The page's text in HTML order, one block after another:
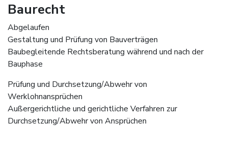
Baurecht
Abgelaufen
Gestaltung und Prüfung von Bauverträgen
Baubegleitende Rechtsberatung während und nach der
Bauphase
Prüfung und Durchsetzung/Abwehr von
Werklohnansprüchen
Außergerichtliche und gerichtliche Verfahren zur
Durchsetzung/Abwehr von Ansprüchen